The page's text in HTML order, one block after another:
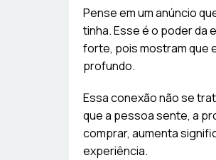
Pense em um anúncio
tinha. Esse é o poder da
forte, pois mostram que
profundo.
Essa conexão não se
que a pessoa sente, a
comprar, aumenta
experiência.